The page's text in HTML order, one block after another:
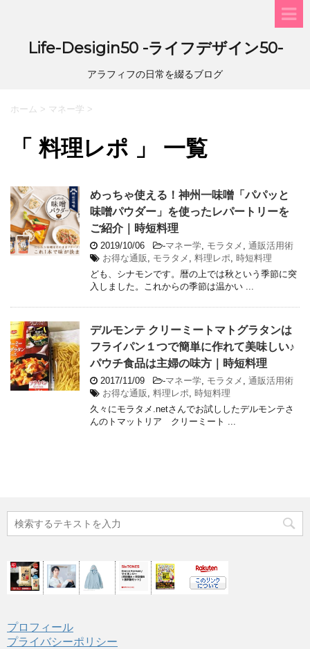
Life-Desigin50 -ライフデザイン50-
アラフィフの日常を綴るブログ
ホーム > マネー学 >
「 料理レポ 」 一覧
めっちゃ使える！神州一味噌「パパッと
味噌パウダー」を使ったレパートリーを
ご紹介｜時短料理
2019/10/06 -マネー学 モラタメ
通販活用術
お得な通販
モラタメ 料理レポ
時短料理
ども、シナモンです。暦の上では秋という季節に突
入しました。これからの季節は温かい ...
デルモンテ クリーミートマトグラタンは
フライパン１つで簡単に作れて美味しい♪
パウチ食品は主婦の味方｜時短料理
2017/11/09 -マネー学 モラタメ
通販活用術
お得な通販
料理レポ
時短料理
久々にモラタメ.netさんでお試ししたデルモンテさ
んのトマットリア クリーミート ...
プロフィール
プライバシーポリシー